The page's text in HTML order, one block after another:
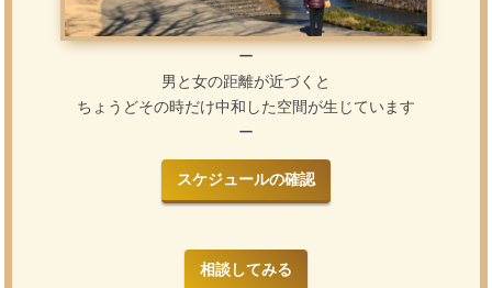
ー
男と女の距離が近づくと
ちょうどその時だけ中和した空間が生じています
ー
スケジュールの確認
相談してみる